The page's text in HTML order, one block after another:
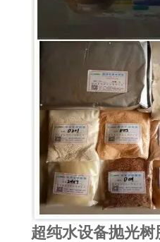
超纯水设备抛光